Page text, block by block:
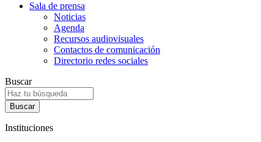
Sala de prensa
Noticias
Agenda
Recursos audiovisuales
Contactos de comunicación
Directorio redes sociales
Buscar
Instituciones